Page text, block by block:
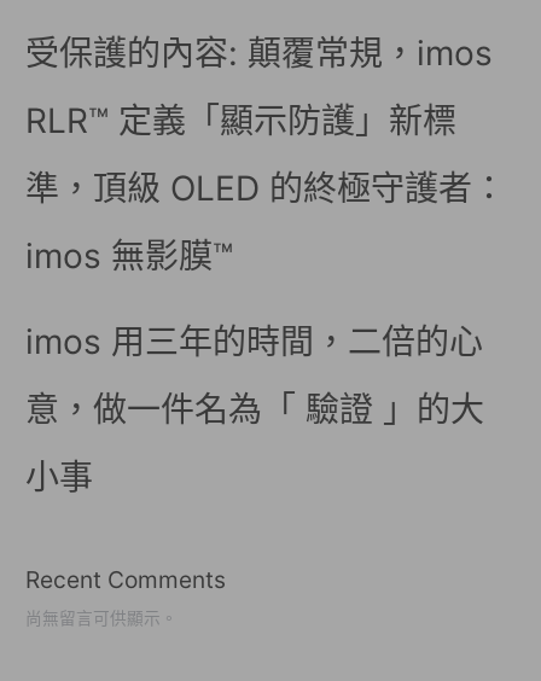
受保護的內容: 顛覆常規，imos
RLR™ 定義「顯示防護」新標
準，頂級 OLED 的終極守護者：
imos 無影膜™
imos 用三年的時間，二倍的心
意，做一件名為「 驗證 」的大
小事
Recent Comments
尚無留言可供顯示。